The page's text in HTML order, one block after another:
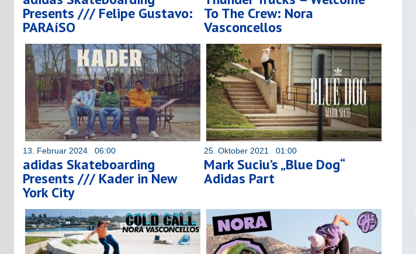
Presents /// Felipe Gustavo:
PARAíSO
To The Crew: Nora
Vasconcellos
13. Februar 2024 06:00
adidas Skateboarding
Presents /// Kader in New
York City
25. Oktober 2021 01:00
Mark Suciu’s „Blue Dog“
Adidas Part